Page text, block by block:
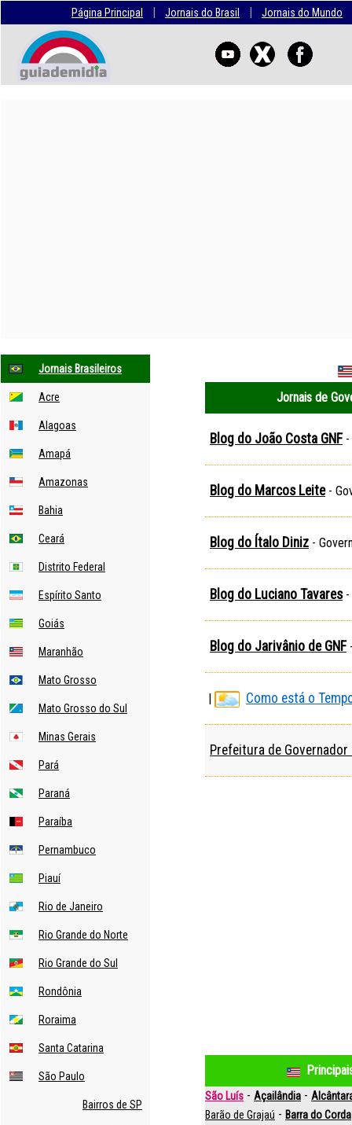
Página Principal | Jornais do Brasil | Jornais do Mundo
Jornais Brasileiros
Acre
Alagoas
Amapá
Amazonas
Bahia
Ceará
Distrito Federal
Espírito Santo
Goiás
Maranhão
Mato Grosso
Mato Grosso do Sul
Minas Gerais
Pará
Paraná
Paraíba
Pernambuco
Piauí
Rio de Janeiro
Rio Grande do Norte
Rio Grande do Sul
Rondônia
Roraima
Santa Catarina
São Paulo
Bairros de SP
Jornais de
Blog do João Costa GNF-
Blog do Marcos Leite-
Blog do Ítalo Diniz -
Blog do Luciano Tavares-
Blog do Jarivânio de GNF
| Como está o
Prefeitura de Governador
São Luís - Açailândia -
Barão de Grajaú - Barra do Corda